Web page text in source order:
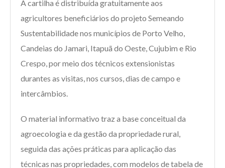
A cartilha é distribuída gratuitamente aos
agricultores beneficiários do projeto Semeando
Sustentabilidade nos municípios de Porto Velho,
Candeias do Jamari, Itapuã do Oeste, Cujubim e Rio
Crespo, por meio dos técnicos extensionistas
durantes as visitas, nos cursos, dias de campo e
intercâmbios.
O material informativo traz a base conceitual da
agroecologia e da gestão da propriedade rural,
seguida das ações práticas para aplicação das
técnicas nas propriedades, com modelos de tabela de